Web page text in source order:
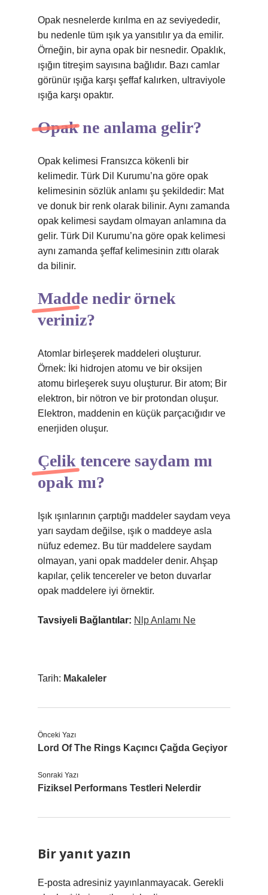
Opak nesnelerde kırılma en az seviyededir,
bu nedenle tüm ışık ya yansıtılır ya da emilir.
Örneğin, bir ayna opak bir nesnedir. Opaklık,
ışığın titreşim sayısına bağlıdır. Bazı camlar
görünür ışığa karşı şeffaf kalırken, ultraviyole
ışığa karşı opaktır.
Opak ne anlama gelir?
Opak kelimesi Fransızca kökenli bir
kelimedir. Türk Dil Kurumu’na göre opak
kelimesinin sözlük anlamı şu şekildedir: Mat
ve donuk bir renk olarak bilinir. Aynı zamanda
opak kelimesi saydam olmayan anlamına da
gelir. Türk Dil Kurumu’na göre opak kelimesi
aynı zamanda şeffaf kelimesinin zıttı olarak
da bilinir.
Madde nedir örnek
veriniz?
Atomlar birleşerek maddeleri oluşturur.
Örnek: İki hidrojen atomu ve bir oksijen
atomu birleşerek suyu oluşturur. Bir atom; Bir
elektron, bir nötron ve bir protondan oluşur.
Elektron, maddenin en küçük parçacığıdır ve
enerjiden oluşur.
Çelik tencere saydam mı
opak mı?
Işık ışınlarının çarptığı maddeler saydam veya
yarı saydam değilse, ışık o maddeye asla
nüfuz edemez. Bu tür maddelere saydam
olmayan, yani opak maddeler denir. Ahşap
kapılar, çelik tencereler ve beton duvarlar
opak maddelere iyi örnektir.
Tavsiyeli Bağlantılar: Nlp Anlamı Ne
Tarih: Makaleler
Önceki Yazı
Lord Of The Rings Kaçıncı Çağda Geçiyor
Sonraki Yazı
Fiziksel Performans Testleri Nelerdir
Bir yanıt yazın
E-posta adresiniz yayınlanmayacak. Gerekli